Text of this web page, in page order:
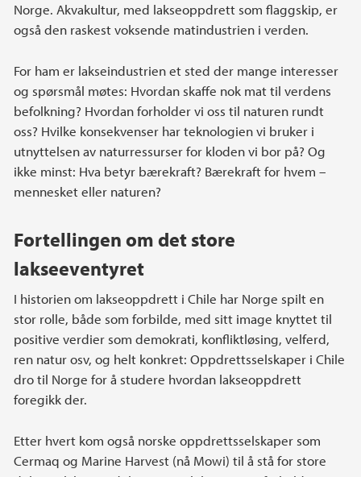
Norge. Akvakultur, med lakseoppdrett som flaggskip, er
også den raskest voksende matindustrien i verden.
For ham er lakseindustrien et sted der mange interesser
og spørsmål møtes: Hvordan skaffe nok mat til verdens
befolkning? Hvordan forholder vi oss til naturen rundt
oss? Hvilke konsekvenser har teknologien vi bruker i
utnyttelsen av naturressurser for kloden vi bor på? Og
ikke minst: Hva betyr bærekraft? Bærekraft for hvem –
mennesket eller naturen?
Fortellingen om det store
lakseeventyret
I historien om lakseoppdrett i Chile har Norge spilt en
stor rolle, både som forbilde, med sitt image knyttet til
positive verdier som demokrati, konfliktløsing, velferd,
ren natur osv, og helt konkret: Oppdrettsselskaper i Chile
dro til Norge for å studere hvordan lakseoppdrett
foregikk der.
Etter hvert kom også norske oppdrettsselskaper som
Cermaq og Marine Harvest (nå Mowi) til å stå for store